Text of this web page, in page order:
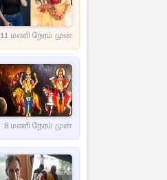
11 மணி நேரம் முன்
8 மணி நேரம் முன்